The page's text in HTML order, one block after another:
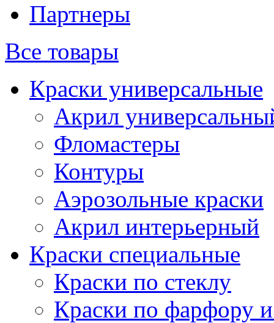
Партнеры
Все товары
Краски универсальные
Акрил
Фломастеры
Контуры
Аэрозольные краски
Акрил интерьерный
Краски специальные
Краски по стеклу
Краски по фарфору